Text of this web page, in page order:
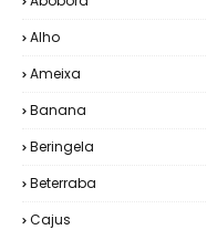
Alho
Ameixa
Banana
Beringela
Beterraba
Cajus